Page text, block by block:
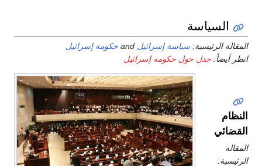
السياسة
الرئيسية:سياسة إسرائيل
حكومة إسرائيل
أيضاً:جدل حول حكومة إسرائيل